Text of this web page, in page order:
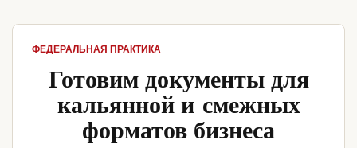
ФЕДЕРАЛЬНАЯ ПРАКТИКА
Готовим документы для
кальянной и смежных
форматов бизнеса